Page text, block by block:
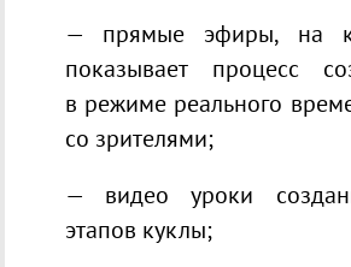
— прямые эфиры, на
показывает процесс
в режиме реального
со зрителями;
— видео уроки
этапов куклы;